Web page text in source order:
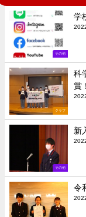
その他
学
クラブ
科
賞
その他
新
令